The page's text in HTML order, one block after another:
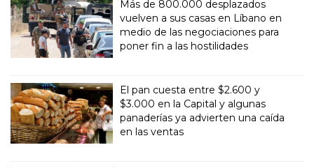
Más de 800.000 desplazados
vuelven a sus casas en Líbano en
medio de las negociaciones para
poner fin a las hostilidades
El pan cuesta entre $2.600 y
$3.000 en la Capital y algunas
panaderías ya advierten una caída
en las ventas